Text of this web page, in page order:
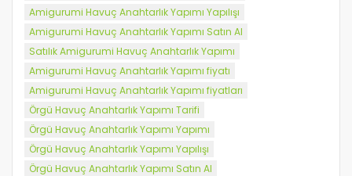
Amigurumi Havuç Anahtarlık Yapımı Yapılışı
Amigurumi Havuç Anahtarlık Yapımı Satın Al
Satılık Amigurumi Havuç Anahtarlık Yapımı
Amigurumi Havuç Anahtarlık Yapımı fiyatı
Amigurumi Havuç Anahtarlık Yapımı fiyatları
Örgü Havuç Anahtarlık Yapımı Tarifi
Örgü Havuç Anahtarlık Yapımı Yapımı
Örgü Havuç Anahtarlık Yapımı Yapılışı
Örgü Havuç Anahtarlık Yapımı Satın Al